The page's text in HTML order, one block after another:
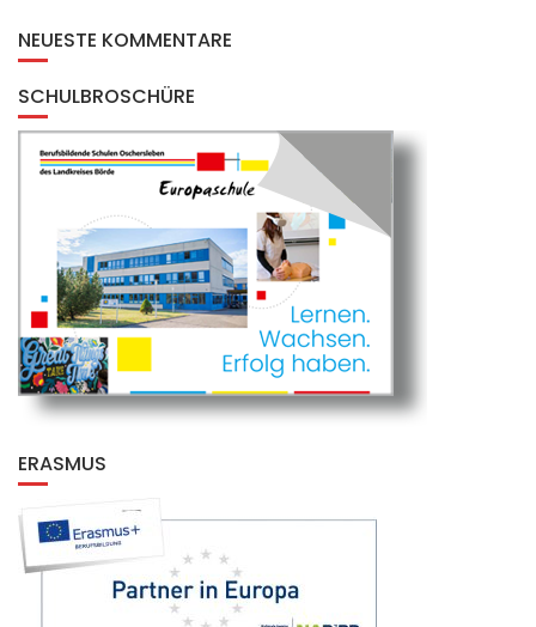
NEUESTE KOMMENTARE
SCHULBROSCHÜRE
ERASMUS